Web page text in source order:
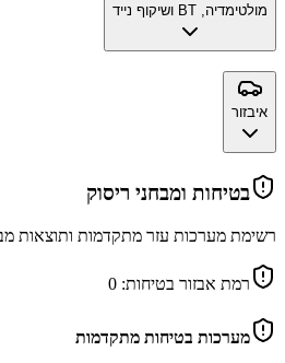
מולטימדיה, BT ושיקוף נייד
איבזור
בטיחות ומבחני ריסוק
רשימת מערכות עזר מתקדמות ותוצאות
רמת אבזור בטיחות: 0
מערכות בטיחות מתקדמות